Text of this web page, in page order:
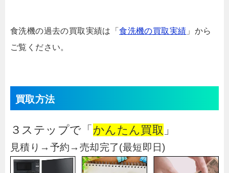
食洗機の過去の買取実績は「食洗機の買取実績 」から
ご覧ください。
買取方法
３ステップで「 かんたん買取 」
見積り→予約→売却完了(最短即日)